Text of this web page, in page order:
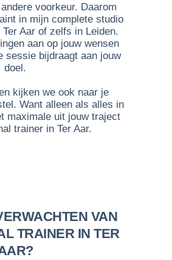
voorkeur. Daarom
in mijn complete studio
Aar of zelfs in Leiden.
aan op jouw wensen
sessie bijdraagt aan jouw
doel.
kijken we ook naar je
Want alleen als alles in
maximale uit jouw traject
trainer in Ter Aar.
VAN
TRAINER IN TER